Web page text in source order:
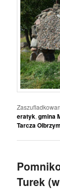
eratyk,gmina
Tarcza
Turek